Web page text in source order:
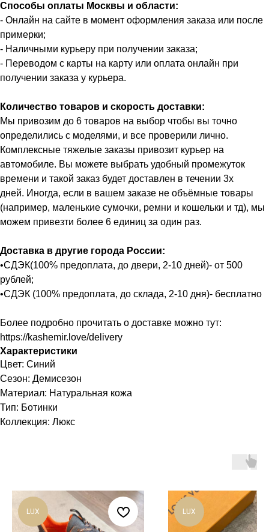
Способы оплаты Москвы и области:
- Онлайн на сайте в момент оформления заказа или после
примерки;
- Наличными курьеру при получении заказа;
- Переводом с карты на карту или оплата онлайн при
получении заказа у курьера.
Количество товаров и скорость доставки:
Мы привозим до 6 товаров на выбор чтобы вы точно
определились с моделями, и все проверили лично.
Комплексные тяжелые заказы привозит курьер на
автомобиле. Вы можете выбрать удобный промежуток
времени и такой заказ будет доставлен в течении 3х
дней. Иногда, если в вашем заказе не объёмные товары
(например, маленькие сумочки, ремни и кошельки и тд), мы
можем привезти более 6 единиц за один раз.
Доставка в другие города России:
•СДЭК(100% предоплата, до двери, 2-10 дней)- от 500
рублей;
•СДЭК (100% предоплата, до склада, 2-10 дня)- бесплатно
Более подробно прочитать о доставке можно тут:
https://kashemir.love/delivery
Характеристики
Цвет: Синий
Сезон: Демисезон
Материал: Натуральная кожа
Тип: Ботинки
Коллекция: Люкс
LUX LUX